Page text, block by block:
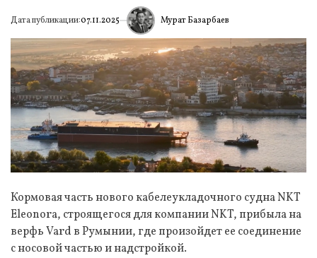
Дата публикации:07.11.2025 ИА Мурат Базарбаев
Кормовая часть нового кабелеукладочного судна NKT
Eleonora, строящегося для компании NKT, прибыла на
верфь Vard в Румынии, где произойдет ее соединение
с носовой частью и надстройкой.